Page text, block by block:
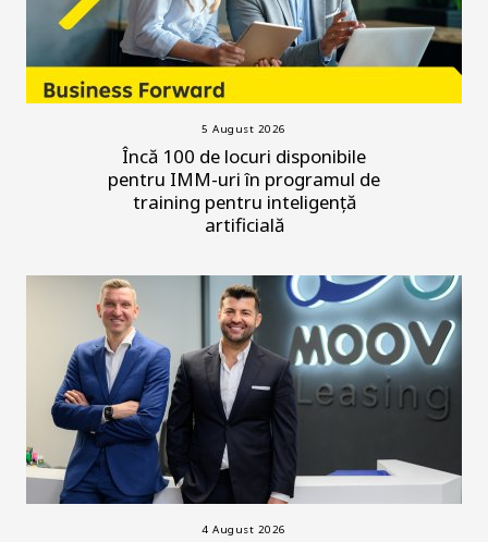
5 August 2026
Încă 100 de locuri disponibile
pentru IMM-uri în programul de
training pentru inteligență
artificială
4 August 2026